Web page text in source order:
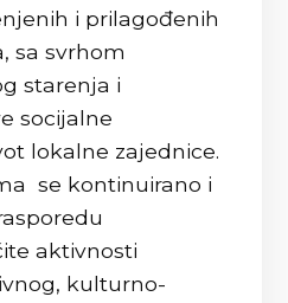
i prilagođenih
sa svrhom
starenja i
socijalne
lokalne zajednice.
se kontinuirano i
aktivnosti
kulturno-